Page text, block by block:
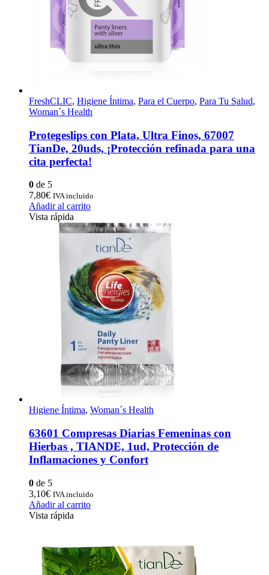
FreshCLIC, Higiene Íntima, Para el Cuerpo, Para Tu Salud,
Woman´s Health
Protegeslips con Plata, Ultra Finos, 67007
TianDe, 20uds, ¡Protección refinada para una
cita perfecta!
0 de 5
7,80€ IVA incluido
Añadir al carrito
Vista rápida
Higiene Íntima, Woman´s Health
63601 Compresas Diarias Femeninas con
Hierbas , TIANDE, 1ud, Protección de
Inflamaciones y Confort
0 de 5
3,10€ IVA incluido
Añadir al carrito
Vista rápida